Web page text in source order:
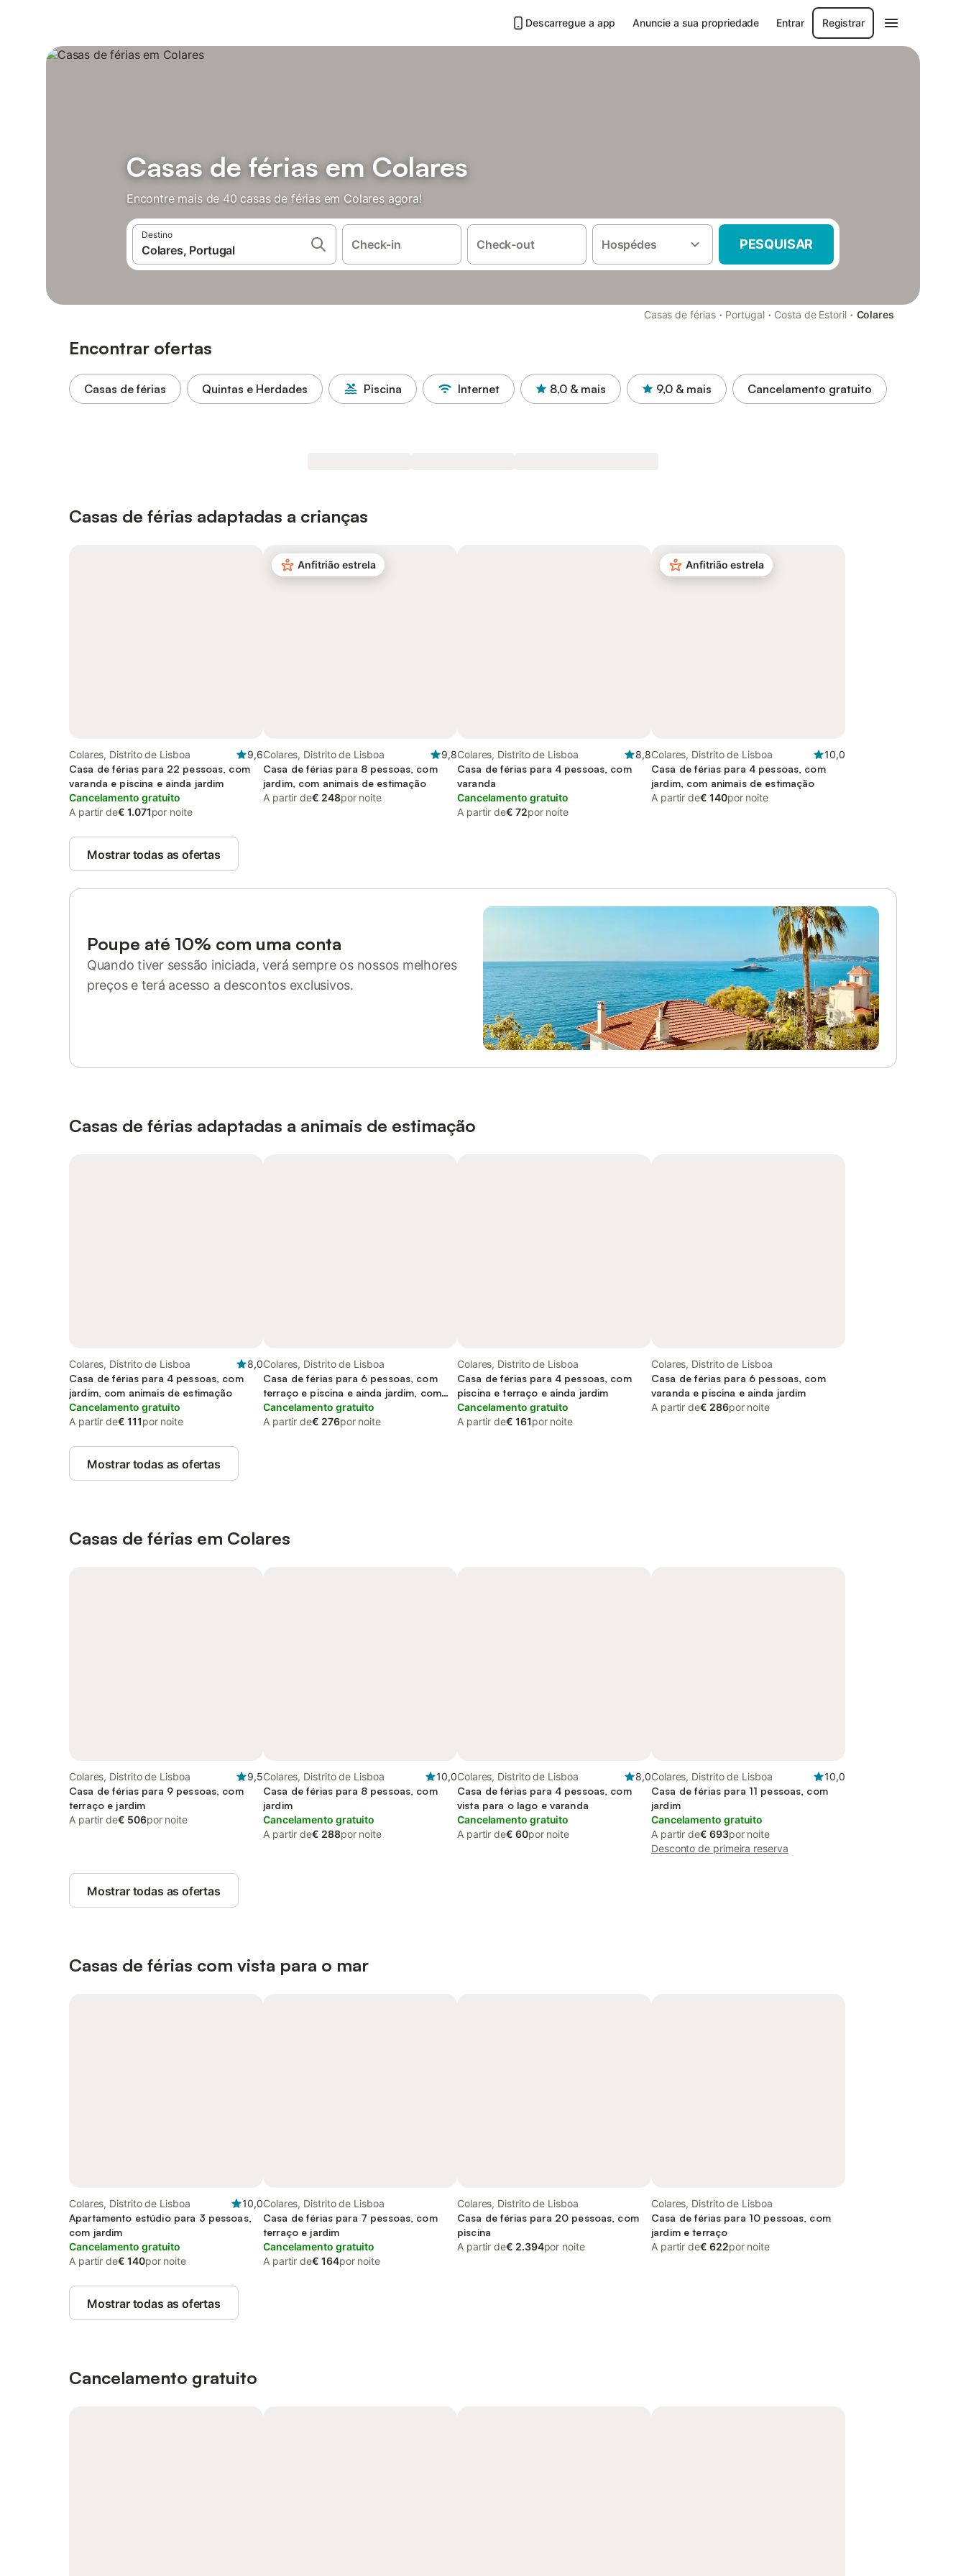
Descarregue a app Anuncie a sua propriedade Entrar Registrar
Casas de férias em Colares
Encontre mais de 40 casas de férias em Colares agora!
Destino
Check-in Check-out Hospédes PESQUISAR
Casas de férias · Portugal · Costa de Estoril · Colares
Encontrar ofertas
Casas de férias Quintas e Herdades Piscina Internet 8,0 & mais 9,0 & mais Cancelamento gratuito
Casas de férias adaptadas a crianças
Colares, Distrito de Lisboa
9,6
Casa de férias para 22 pessoas, com
varanda e piscina e ainda jardim
Cancelamento gratuito
A partir de€ 1.071por noite
Anfitrião estrela
Colares, Distrito de Lisboa
9,8
Casa de férias para 8 pessoas, com
jardim, com animais de estimação
A partir de€ 248por noite
Colares, Distrito de Lisboa
8,8
Casa de férias para 4 pessoas, com
varanda
Cancelamento gratuito
A partir de€ 72por noite
Anfitrião estrela
Colares, Distrito de Lisboa
10,0
Casa de férias para 4 pessoas, com
jardim, com animais de estimação
A partir de€ 140por noite
Mostrar todas as ofertas
Poupe até 10% com uma conta
Quando tiver sessão iniciada, verá sempre os nossos melhores
preços e terá acesso a descontos exclusivos.
Casas de férias adaptadas a animais de estimação
Colares, Distrito de Lisboa
8,0
Casa de férias para 4 pessoas, com
jardim, com animais de estimação
Cancelamento gratuito
A partir de€ 111por noite
Colares, Distrito de Lisboa
Casa de férias para 6 pessoas, com
terraço e piscina e ainda jardim, com
animais de estimação
Cancelamento gratuito
A partir de€ 276por noite
Colares, Distrito de Lisboa
Casa de férias para 4 pessoas, com
piscina e terraço e ainda jardim
Cancelamento gratuito
A partir de€ 161por noite
Colares, Distrito de Lisboa
Casa de férias para 6 pessoas, com
varanda e piscina e ainda jardim
A partir de€ 286por noite
Mostrar todas as ofertas
Casas de férias em Colares
Colares, Distrito de Lisboa
9,5
Casa de férias para 9 pessoas, com
terraço e jardim
A partir de€ 506por noite
Colares, Distrito de Lisboa
10,0
Casa de férias para 8 pessoas, com
jardim
Cancelamento gratuito
A partir de€ 288por noite
Colares, Distrito de Lisboa
8,0
Casa de férias para 4 pessoas, com
vista para o lago e varanda
Cancelamento gratuito
A partir de€ 60por noite
Colares, Distrito de Lisboa
10,0
Casa de férias para 11 pessoas, com
jardim
Cancelamento gratuito
A partir de€ 693por noite
Desconto de primeira reserva
Mostrar todas as ofertas
Casas de férias com vista para o mar
Colares, Distrito de Lisboa
10,0
Apartamento estúdio para 3 pessoas,
com jardim
Cancelamento gratuito
A partir de€ 140por noite
Colares, Distrito de Lisboa
Casa de férias para 7 pessoas, com
terraço e jardim
Cancelamento gratuito
A partir de€ 164por noite
Colares, Distrito de Lisboa
Casa de férias para 20 pessoas, com
piscina
A partir de€ 2.394por noite
Colares, Distrito de Lisboa
Casa de férias para 10 pessoas, com
jardim e terraço
A partir de€ 622por noite
Mostrar todas as ofertas
Cancelamento gratuito